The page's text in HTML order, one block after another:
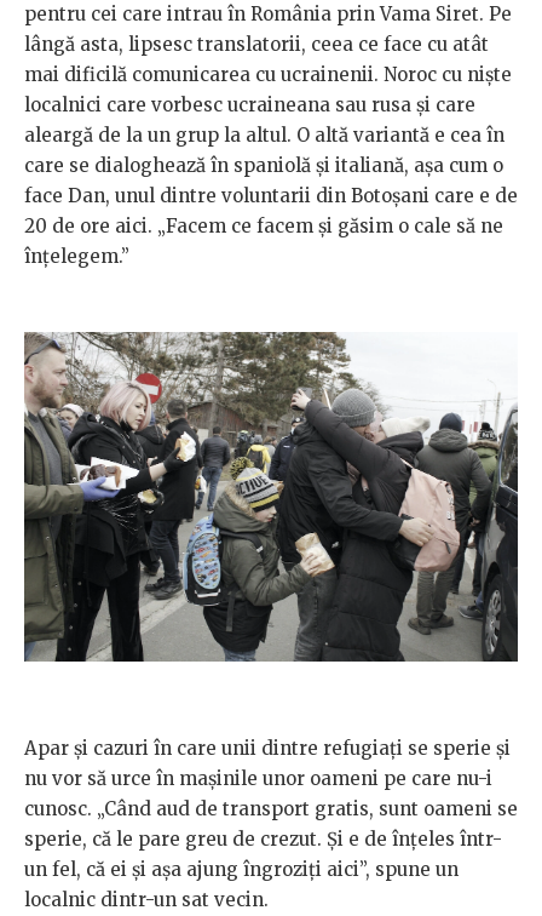
pentru cei care intrau în România prin Vama Siret. Pe
lângă asta, lipsesc translatorii, ceea ce face cu atât
mai dificilă comunicarea cu ucrainenii. Noroc cu niște
localnici care vorbesc ucraineana sau rusa și care
aleargă de la un grup la altul. O altă variantă e cea în
care se dialoghează în spaniolă și italiană, așa cum o
face Dan, unul dintre voluntarii din Botoșani care e de
20 de ore aici. „Facem ce facem și găsim o cale să ne
înțelegem.”
Apar și cazuri în care unii dintre refugiați se sperie și
nu vor să urce în mașinile unor oameni pe care nu-i
cunosc. „Când aud de transport gratis, sunt oameni se
sperie, că le pare greu de crezut. Și e de înțeles într-
un fel, că ei și așa ajung îngroziți aici”, spune un
localnic dintr-un sat vecin.